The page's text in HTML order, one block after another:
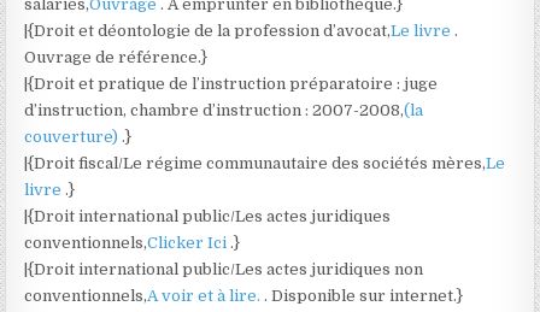
salariés,Ouvrage. A emprunter en bibliothèque.}
|{Droit et déontologie de la profession d’avocat,Le livre.
Ouvrage de référence.}
|{Droit et pratique de l’instruction préparatoire : juge
d’instruction, chambre d’instruction : 2007-2008,(la
couverture).}
|{Droit fiscal/Le régime communautaire des sociétés mères,Le
livre.}
|{Droit international public/Les actes juridiques
conventionnels,Clicker Ici.}
|{Droit international public/Les actes juridiques non
conventionnels,A voir et à lire.. Disponible sur internet.}